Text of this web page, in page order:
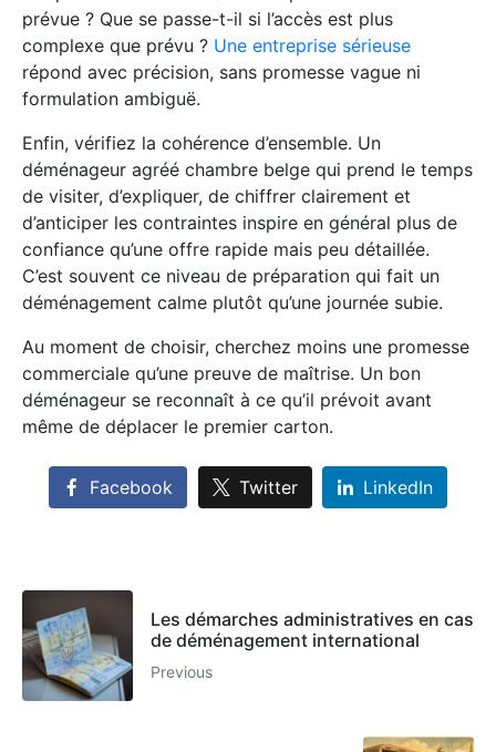
prévue ? Que se passe-t-il si l’accès est plus
complexe que prévu ? Une entreprise sérieuse
répond avec précision, sans promesse vague ni
formulation ambiguë.
Enfin, vérifiez la cohérence d’ensemble. Un
déménageur agréé chambre belge qui prend le temps
de visiter, d’expliquer, de chiffrer clairement et
d’anticiper les contraintes inspire en général plus de
confiance qu’une offre rapide mais peu détaillée.
C’est souvent ce niveau de préparation qui fait un
déménagement calme plutôt qu’une journée subie.
Au moment de choisir, cherchez moins une promesse
commerciale qu’une preuve de maîtrise. Un bon
déménageur se reconnaît à ce qu’il prévoit avant
même de déplacer le premier carton.
Facebook Twitter LinkedIn
Les démarches administratives en cas
de déménagement international
Previous